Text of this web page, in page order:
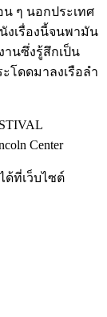
น ๆ นอกประเทศ
งเรื่องนี้จนพามัน
านซึ่งรู้สึกเป็น
ดดมาลงเรือลำ
Center
ด้ที่เว็บไซต์